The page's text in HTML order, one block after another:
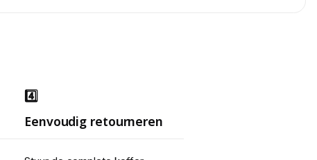
4️⃣
Eenvoudig retourneren